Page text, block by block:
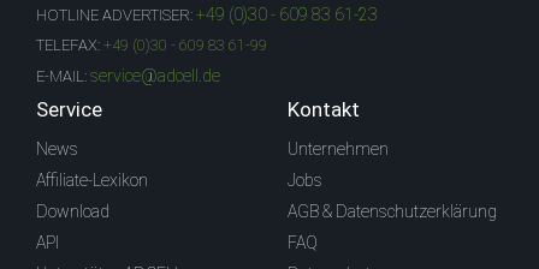
HOTLINE ADVERTISER: +49 (0)30 - 609 83 61-23
TELEFAX: +49 (0)30 - 609 83 61-99
E-MAIL: service@adcell.de
Service
News
Affiliate-Lexikon
Download
API
Kontakt
Unternehmen
Jobs
AGB & Datenschutzerklärung
FAQ